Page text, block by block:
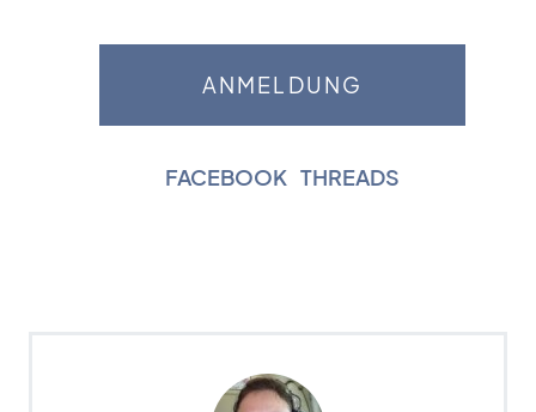
FACEBOOK THREADS